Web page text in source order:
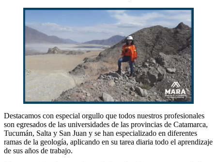
Destacamos con especial orgullo que todos nuestros profesionales
son egresados de las universidades de las provincias de Catamarca,
Tucumán, Salta y San Juan y se han especializado en diferentes
ramas de la geología, aplicando en su tarea diaria todo el aprendizaje
de sus años de trabajo.